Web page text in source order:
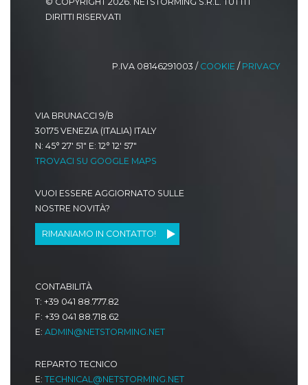
DIRITTI RISERVATI
P.IVA 08146291003 / COOKIE / PRIVACY
VIA BRUNACCI 9/B
30175 VENEZIA (ITALIA) ITALY
N: 45° 27' 51" E: 12° 12' 57"
TROVACI SU GOOGLE MAPS
VUOI ESSERE AGGIORNATO SULLE
NOSTRE NOVITÀ?
RIMANIAMO IN CONTATTO!
CONTABILITÀ
T: +39 041 88.777.82
F: +39 041 88.718.62
E:ADMIN@NETSTORMING.NET
REPARTO TECNICO
E:TECHNICAL@NETSTORMING.NET